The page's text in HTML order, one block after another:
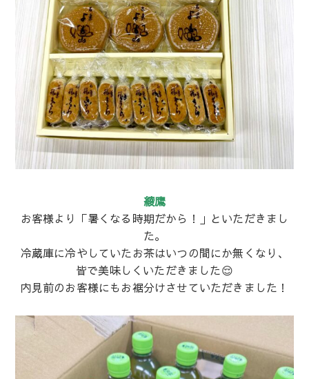
綾鷹
お客様より「暑くなる時期だから！」といただきまし
た。
冷蔵庫に冷やしていたお茶はいつの間にか無くなり、
皆で美味しくいただきました😌
内見前のお客様にもお裾分けさせていただきました！